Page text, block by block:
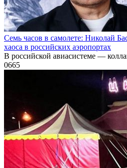
Семь часов в самолете: Николай
хаоса в российских аэропортах
В российской авиасистеме —
0665